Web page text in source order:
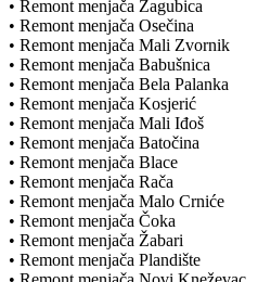
• Remont menjača Žagubica
• Remont menjača Osečina
• Remont menjača Mali Zvornik
• Remont menjača Babušnica
• Remont menjača Bela Palanka
• Remont menjača Kosjerić
• Remont menjača Mali Iđoš
• Remont menjača Batočina
• Remont menjača Blace
• Remont menjača Rača
• Remont menjača Malo Crniće
• Remont menjača Čoka
• Remont menjača Žabari
• Remont menjača Plandište